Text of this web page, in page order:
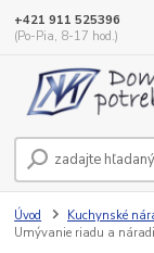
+421 911 525396
(Po-Pia, 8-17 hod.)
Úvod Kuchynské
Umývanie riadu a